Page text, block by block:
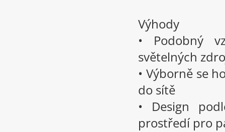
Výhody
• Podobný
světelných
• Výborně se
do sítě
• Design
prostředí pro